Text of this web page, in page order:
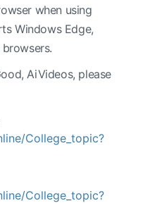
when using
Windows Edge,
AiVideos, please
College_topic?
College_topic?